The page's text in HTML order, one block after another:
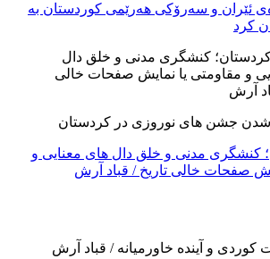
ئێران و سەرۆکی هەرێمی کوردستان بە
کرد
شدن جشن های نوروزی در کردستان
کنشگری مدنی و خلق دال های معنایی و
صفحات خالی تاریخ / قباد آرش